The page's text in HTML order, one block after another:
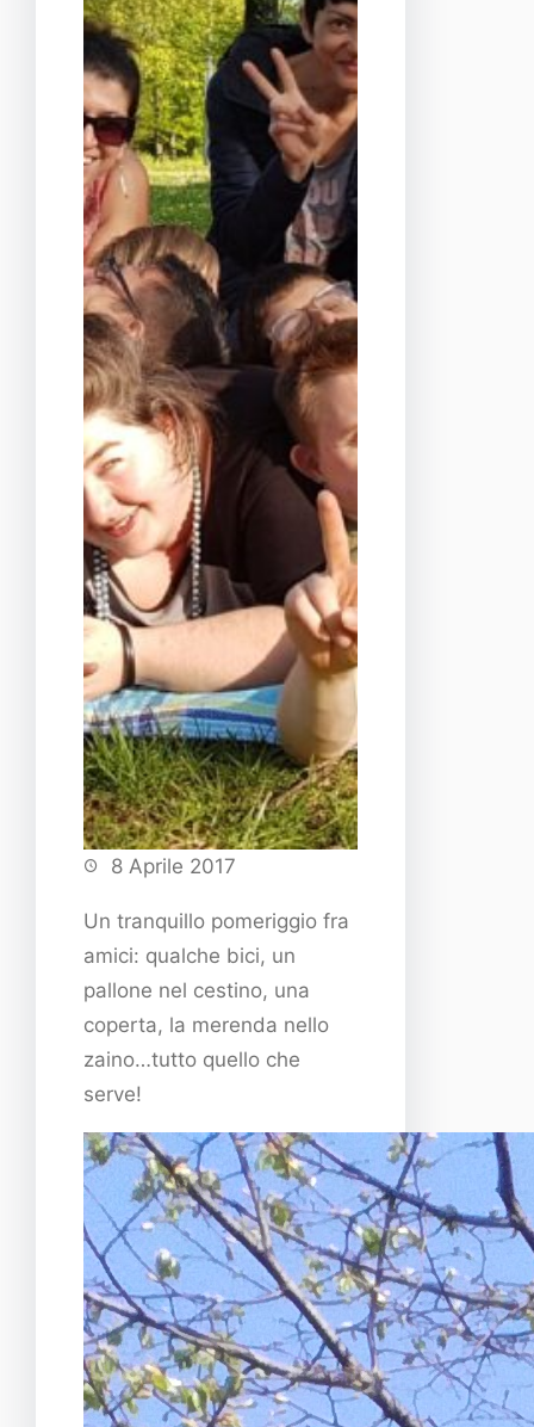
8 Aprile 2017
Un tranquillo pomeriggio fra
amici: qualche bici, un
pallone nel cestino, una
coperta, la merenda nello
zaino…tutto quello che
serve!